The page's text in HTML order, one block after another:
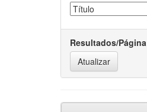
Resultados/Página